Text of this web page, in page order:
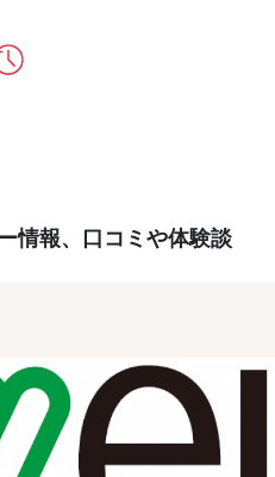
情報、口コミや体験談